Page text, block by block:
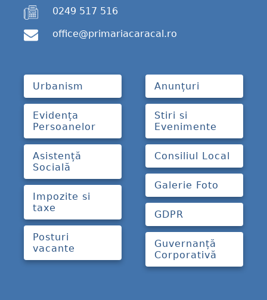
0249 517 516
office@primariacaracal.ro
Urbanism
Evidența
Persoanelor
Asistență
Socială
Impozite si
taxe
Posturi
vacante
Anunțuri
Stiri si
Evenimente
Consiliul Local
Galerie Foto
GDPR
Guvernanță
Corporativă